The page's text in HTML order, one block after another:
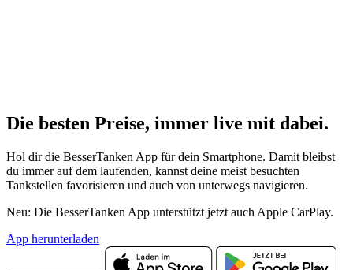
Die besten Preise, immer live mit dabei.
Hol dir die BesserTanken App für dein Smartphone. Damit bleibst
du immer auf dem laufenden, kannst deine meist besuchten
Tankstellen favorisieren und auch von unterwegs navigieren.
Neu: Die BesserTanken App unterstützt jetzt auch Apple CarPlay.
App herunterladen